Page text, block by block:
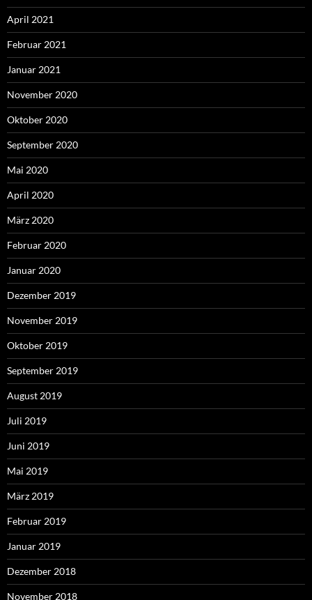
April 2021
Februar 2021
Januar 2021
November 2020
Oktober 2020
September 2020
Mai 2020
April 2020
März 2020
Februar 2020
Januar 2020
Dezember 2019
November 2019
Oktober 2019
September 2019
August 2019
Juli 2019
Juni 2019
Mai 2019
März 2019
Februar 2019
Januar 2019
Dezember 2018
November 2018